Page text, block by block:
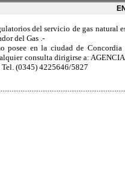
del servicio de gas natural
del Gas .-
posee en la ciudad de
consulta dirigirse a:
(0345) 4225646/5827